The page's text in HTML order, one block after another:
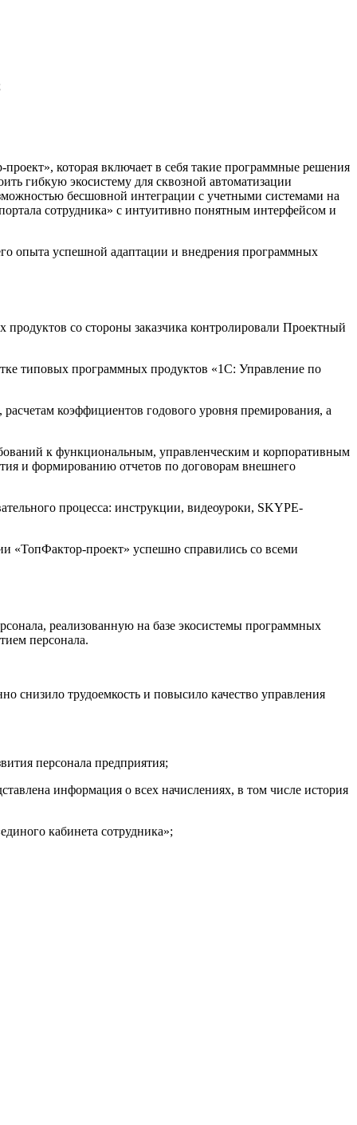
которая включает в себя такие программные решения
гибкую экосистему для сквозной автоматизации
бесшовной интеграции с учетными системами на
сотрудника» с интуитивно понятным интерфейсом и
опыта успешной адаптации и внедрения программных
со стороны заказчика контролировали Проектный
типовых программных продуктов «1C: Управление по
коэффициентов годового уровня премирования, а
к функциональным, управленческим и корпоративным
и формированию отчетов по договорам внешнего
процесса: инструкции, видеоуроки, SKYPE-
«ТопФактор-проект» успешно справились со всеми
реализованную на базе экосистемы программных
персонала.
снизило трудоемкость и повысило качество управления
персонала предприятия;
информация о всех начислениях, в том числе история
кабинета сотрудника»;